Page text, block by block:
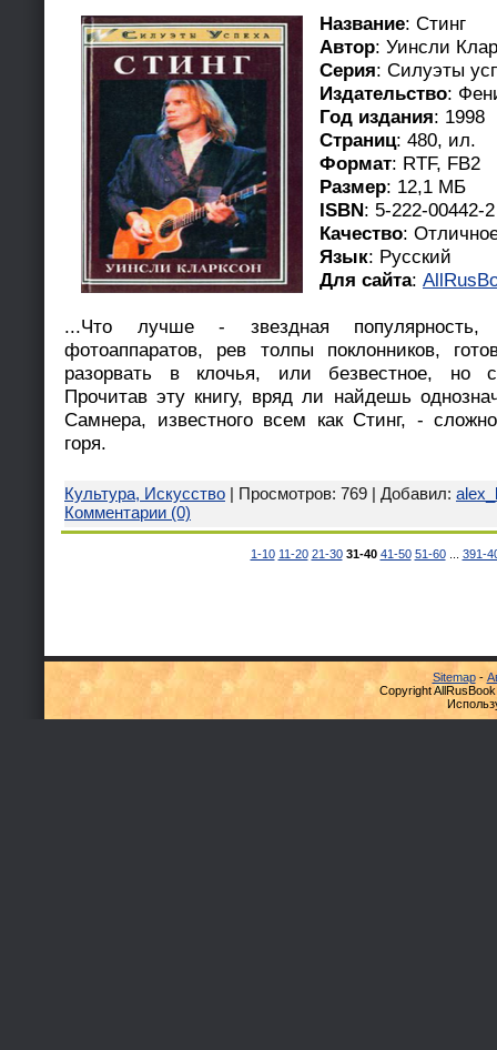
Название: Стинг
Автор: Уинсли
Серия: Силуэты
Издательство:
Год издания: 1998
Страниц: 480, ил.
Формат: RTF, FB2
Размер: 12,1 МБ
ISBN: 5-222-00442-2
Качество:
Язык: Русский
Для сайта:
...Что лучше - звездная
фотоаппаратов, рев толпы поклонников,
разорвать в клочья, или безвестное, но
Прочитав эту книгу, вряд ли найдешь
Самнера, известного всем как Стинг, -
горя.
Культура, Искусство | Просмотров: 769 | Добавил:
Комментарии (0)
1-10 11-20 21-30 31-40 41-50 51-60 ... 391-
Sitemap-
Copyright